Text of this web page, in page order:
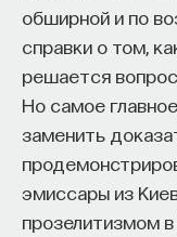
обширной и по
справки о том,
решается
Но самое
заменить
эмиссары из
прозелитизмом